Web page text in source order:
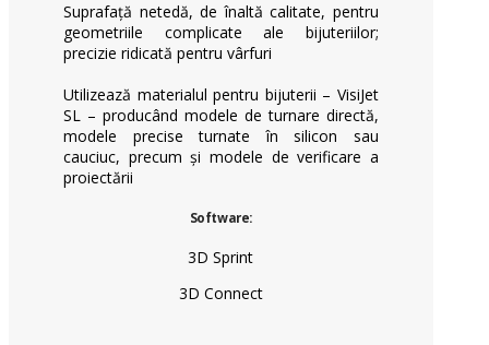
Suprafață netedă, de înaltă calitate, pentru
geometriile complicate ale bijuteriilor;
precizie ridicată pentru vârfuri
Utilizează materialul pentru bijuterii – VisiJet
SL – producând modele de turnare directă,
modele precise turnate în silicon sau
cauciuc, precum și modele de verificare a
proiectării
Software:
3D Sprint
3D Connect